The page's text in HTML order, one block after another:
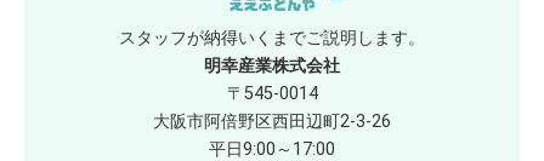
スタッフが納得いくまでご説明します。
明幸産業株式会社
〒545-0014
大阪市阿倍野区西田辺町2-3-26
平日9:00～17:00